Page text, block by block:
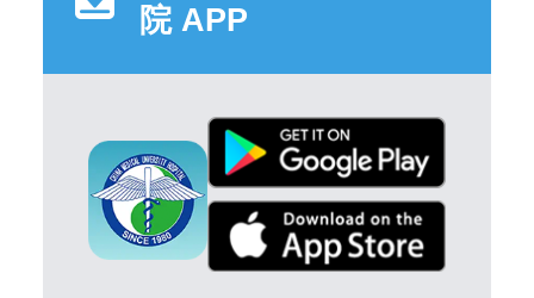
院 APP